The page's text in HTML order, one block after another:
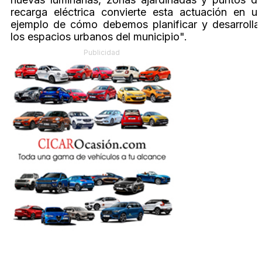
recarga eléctrica convierte esta actuación en
ejemplo de cómo debemos planificar y
los espacios urbanos del municipio".
Publicidad